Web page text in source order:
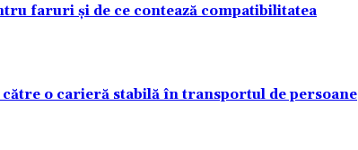
faruri și de ce contează compatibilitatea
o carieră stabilă în transportul de persoane